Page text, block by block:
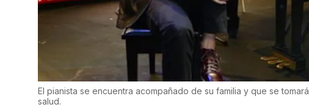
El pianista se encuentra acompañado de su familia y que se
salud.